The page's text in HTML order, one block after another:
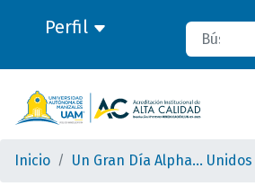
Perfil Buscar
Inicio Un Gran Día Alpha… Unidos